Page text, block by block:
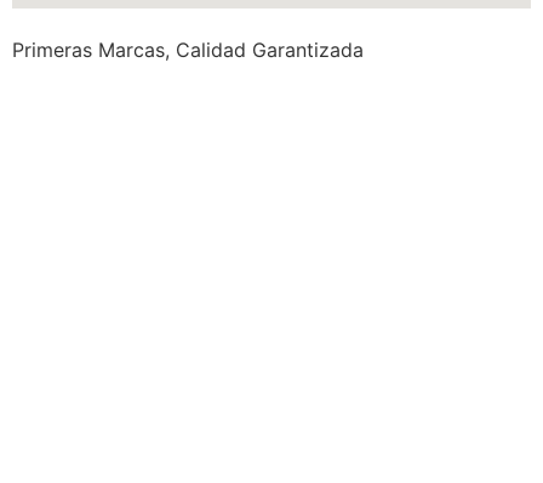
Primeras Marcas, Calidad Garantizada